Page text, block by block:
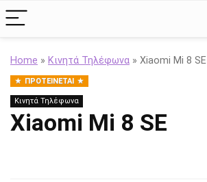
Home » Κινητά Τηλέφωνα » Xiaomi Mi 8 SE
ΠΡΟΤΕΊΝΕΤΑΙ
Κινητά Τηλέφωνα
Xiaomi Mi 8 SE